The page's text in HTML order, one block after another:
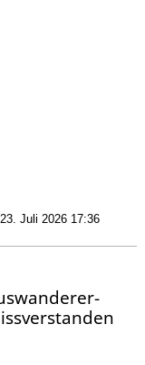
Juli 2026 17:36